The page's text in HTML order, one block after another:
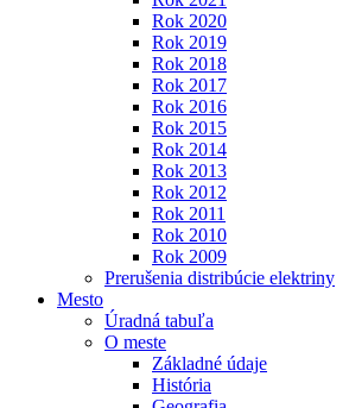
Rok 2020
Rok 2019
Rok 2018
Rok 2017
Rok 2016
Rok 2015
Rok 2014
Rok 2013
Rok 2012
Rok 2011
Rok 2010
Rok 2009
Prerušenia distribúcie elektriny
Mesto
Úradná tabuľa
O meste
Základné údaje
História